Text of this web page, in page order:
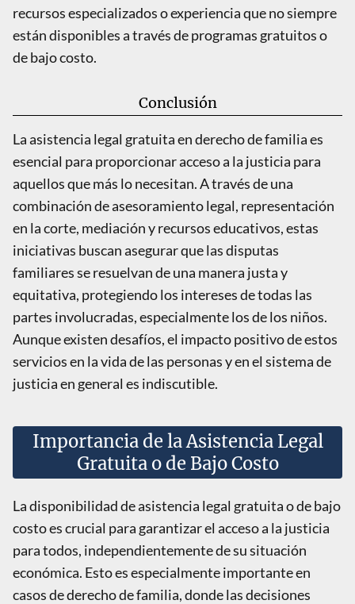
recursos especializados o experiencia que no siempre
están disponibles a través de programas gratuitos o
de bajo costo.
Conclusión
La asistencia legal gratuita en derecho de familia es
esencial para proporcionar acceso a la justicia para
aquellos que más lo necesitan. A través de una
combinación de asesoramiento legal, representación
en la corte, mediación y recursos educativos, estas
iniciativas buscan asegurar que las disputas
familiares se resuelvan de una manera justa y
equitativa, protegiendo los intereses de todas las
partes involucradas, especialmente los de los niños.
Aunque existen desafíos, el impacto positivo de estos
servicios en la vida de las personas y en el sistema de
justicia en general es indiscutible.
Importancia de la Asistencia Legal
Gratuita o de Bajo Costo
La disponibilidad de asistencia legal gratuita o de bajo
costo es crucial para garantizar el acceso a la justicia
para todos, independientemente de su situación
económica. Esto es especialmente importante en
casos de derecho de familia, donde las decisiones